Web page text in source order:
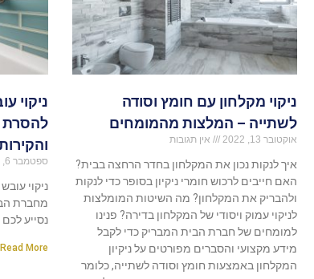
ניקוי מקלחון עם חומץ וסודה
לשתייה – המלצות מהמומחים
אוקטובר 13, 2022 אין תגובות
איך לנקות נכון את המקלחון בחדר הרחצה בבית?
האם חייבים לרכוש חומרי ניקיון בסופר כדי לנקות
ולהבריק את המקלחון? מה השיטות המומלצות
לניקוי עמוק ויסודי של המקלחון בדירה? פנינו
למומחים של חברת הבית המבריק כדי לקבל
מידע מקצועי והסברים מפורטים על ניקיון
המקלחון באמצעות חומץ וסודה לשתייה, כלומר
ניקוי
להסרת
ספטמבר 6, 2022
ניקוי
מחברת
נסייע
Read More »